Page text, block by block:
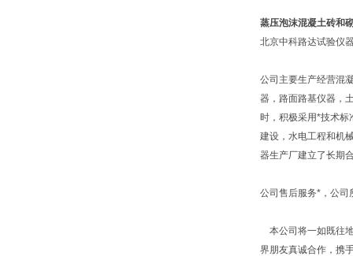
蒸压泡沫混凝土砖和
北京中科路达试验仪
公司主要生产经营混
器，路面路基仪器，
时，积极采用*技术
建设，水电工程和机
器生产厂建立了长期
公司售后服务*，公司
本公司将一如既往
界朋友真诚合作，携